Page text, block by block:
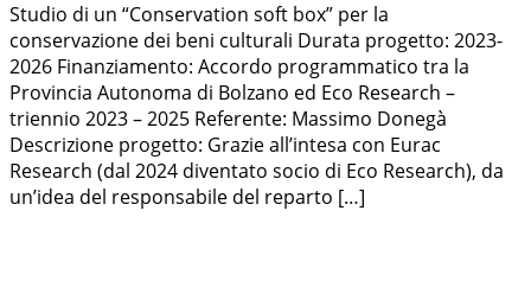
Studio di un “Conservation soft box” per la
conservazione dei beni culturali Durata progetto: 2023-
2026 Finanziamento: Accordo programmatico tra la
Provincia Autonoma di Bolzano ed Eco Research –
triennio 2023 – 2025 Referente: Massimo Donegà
Descrizione progetto: Grazie all’intesa con Eurac
Research (dal 2024 diventato socio di Eco Research), da
un’idea del responsabile del reparto […]